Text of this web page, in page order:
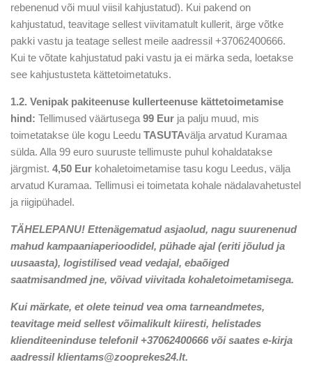
rebenenud või muul viisil kahjustatud). Kui pakend on
kahjustatud, teavitage sellest viivitamatult kullerit, ärge võtke
pakki vastu ja teatage sellest meile aadressil +37062400666.
Kui te võtate kahjustatud paki vastu ja ei märka seda, loetakse
see kahjustusteta kättetoimetatuks.
1.2. Venipak pakiteenuse kullerteenuse kättetoimetamise
hind: Tellimused väärtusega 99 Eur ja palju muud, mis
toimetatakse üle kogu Leedu TASUTAvälja arvatud Kuramaa
sülda. Alla 99 euro suuruste tellimuste puhul kohaldatakse
järgmist. 4,50 Eur kohaletoimetamise tasu kogu Leedus, välja
arvatud Kuramaa. Tellimusi ei toimetata kohale nädalavahetustel
ja riigipühadel.
TÄHELEPANU! Ettenägematud asjaolud, nagu suurenenud
mahud kampaaniaperioodidel, pühade ajal (eriti jõulud ja
uusaasta), logistilised vead vedajal, ebaõiged
saatmisandmed jne, võivad viivitada kohaletoimetamisega.
Kui märkate, et olete teinud vea oma tarneandmetes,
teavitage meid sellest võimalikult kiiresti, helistades
klienditeeninduse telefonil +37062400666 või saates e-kirja
aadressil klientams@zooprekes24.lt.